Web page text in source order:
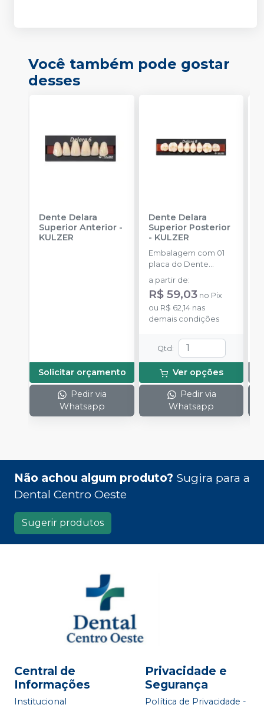
Você também pode gostar
desses
Dente Delara
Superior Anterior -
KULZER
Solicitar orçamento
Pedir via
Whatsapp
Dente Delara
Superior Posterior
- KULZER
Embalagem com 01
placa do Dente
Delara Kulzer.
a partir de:
R$ 59,03 no Pix
ou R$ 62,14nas
demais condições
Qtd :
Ver opções
Pedir via
Whatsapp
Não achou algum produto? Sugira para a
Dental Centro Oeste
Sugerir produtos
Central de
Informações
Institucional
Privacidade e
Segurança
Política de Privacidade -